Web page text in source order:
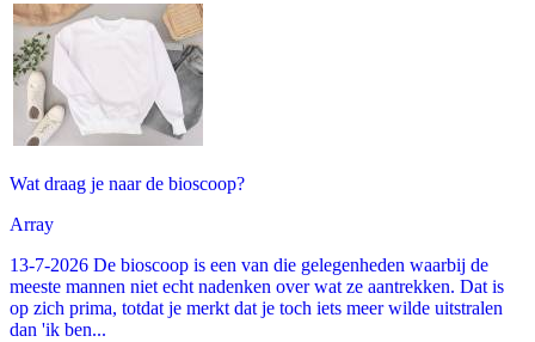
Wat draag je naar de bioscoop?
Array
13-7-2026 De bioscoop is een van die gelegenheden waarbij de
meeste mannen niet echt nadenken over wat ze aantrekken. Dat is
op zich prima, totdat je merkt dat je toch iets meer wilde uitstralen
dan 'ik ben...